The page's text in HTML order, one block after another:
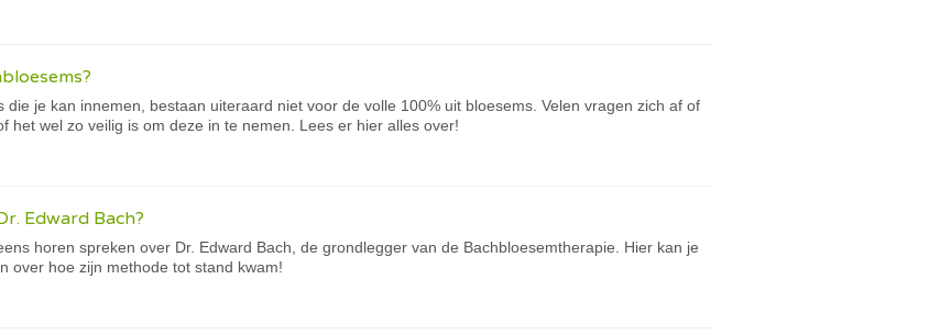
die je kan innemen, bestaan uiteraard niet voor de volle 100% uit bloesems. Velen vragen zich af of
het wel zo veilig is om deze in te nemen. Lees er hier alles over!
Edward Bach?
horen spreken over Dr. Edward Bach, de grondlegger van de Bachbloesemtherapie. Hier kan je
over hoe zijn methode tot stand kwam!